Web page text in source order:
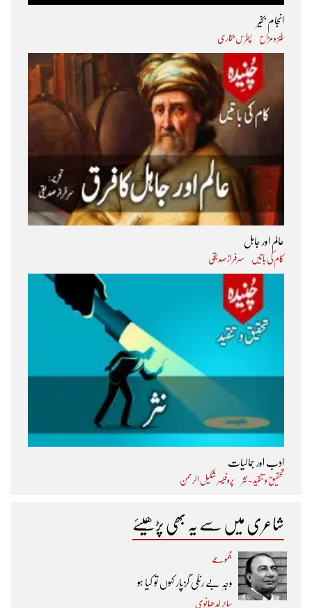
انجام بخیر
طنز و مزاح پطرس بخاری
عالم اور جاہل
کام کی باتیں سرفراز صدیقی
ادب اور جمالیات
تحقیق و تنقید - نثر پروفیسر شکیل الرحمن
شاعری میں سے یہ بھی پڑھیئے
مجموعے
وجہِ بے رنگی گزپار کہوں تو کیا ہو
ساحر لدھیانوی